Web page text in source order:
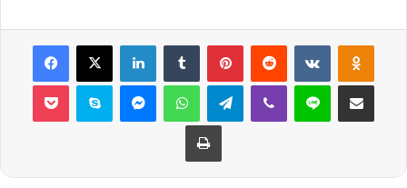
Facebook
X LinkedInTumblr PinterestReddit VKontakte
Pocket Skype MessengerWhatsAppTelegramViber Line E-Posta ile
Yazdır